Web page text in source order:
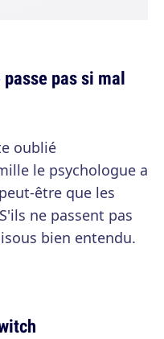
pas si mal
oublié
le psychologue a
être que les
ne passent pas
bien entendu.